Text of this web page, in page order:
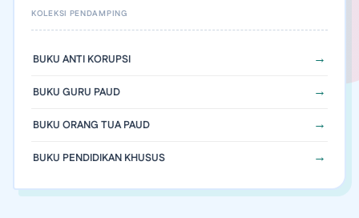
BUKU ANTI KORUPSI
BUKU GURU PAUD
BUKU ORANG TUA PAUD
BUKU PENDIDIKAN KHUSUS